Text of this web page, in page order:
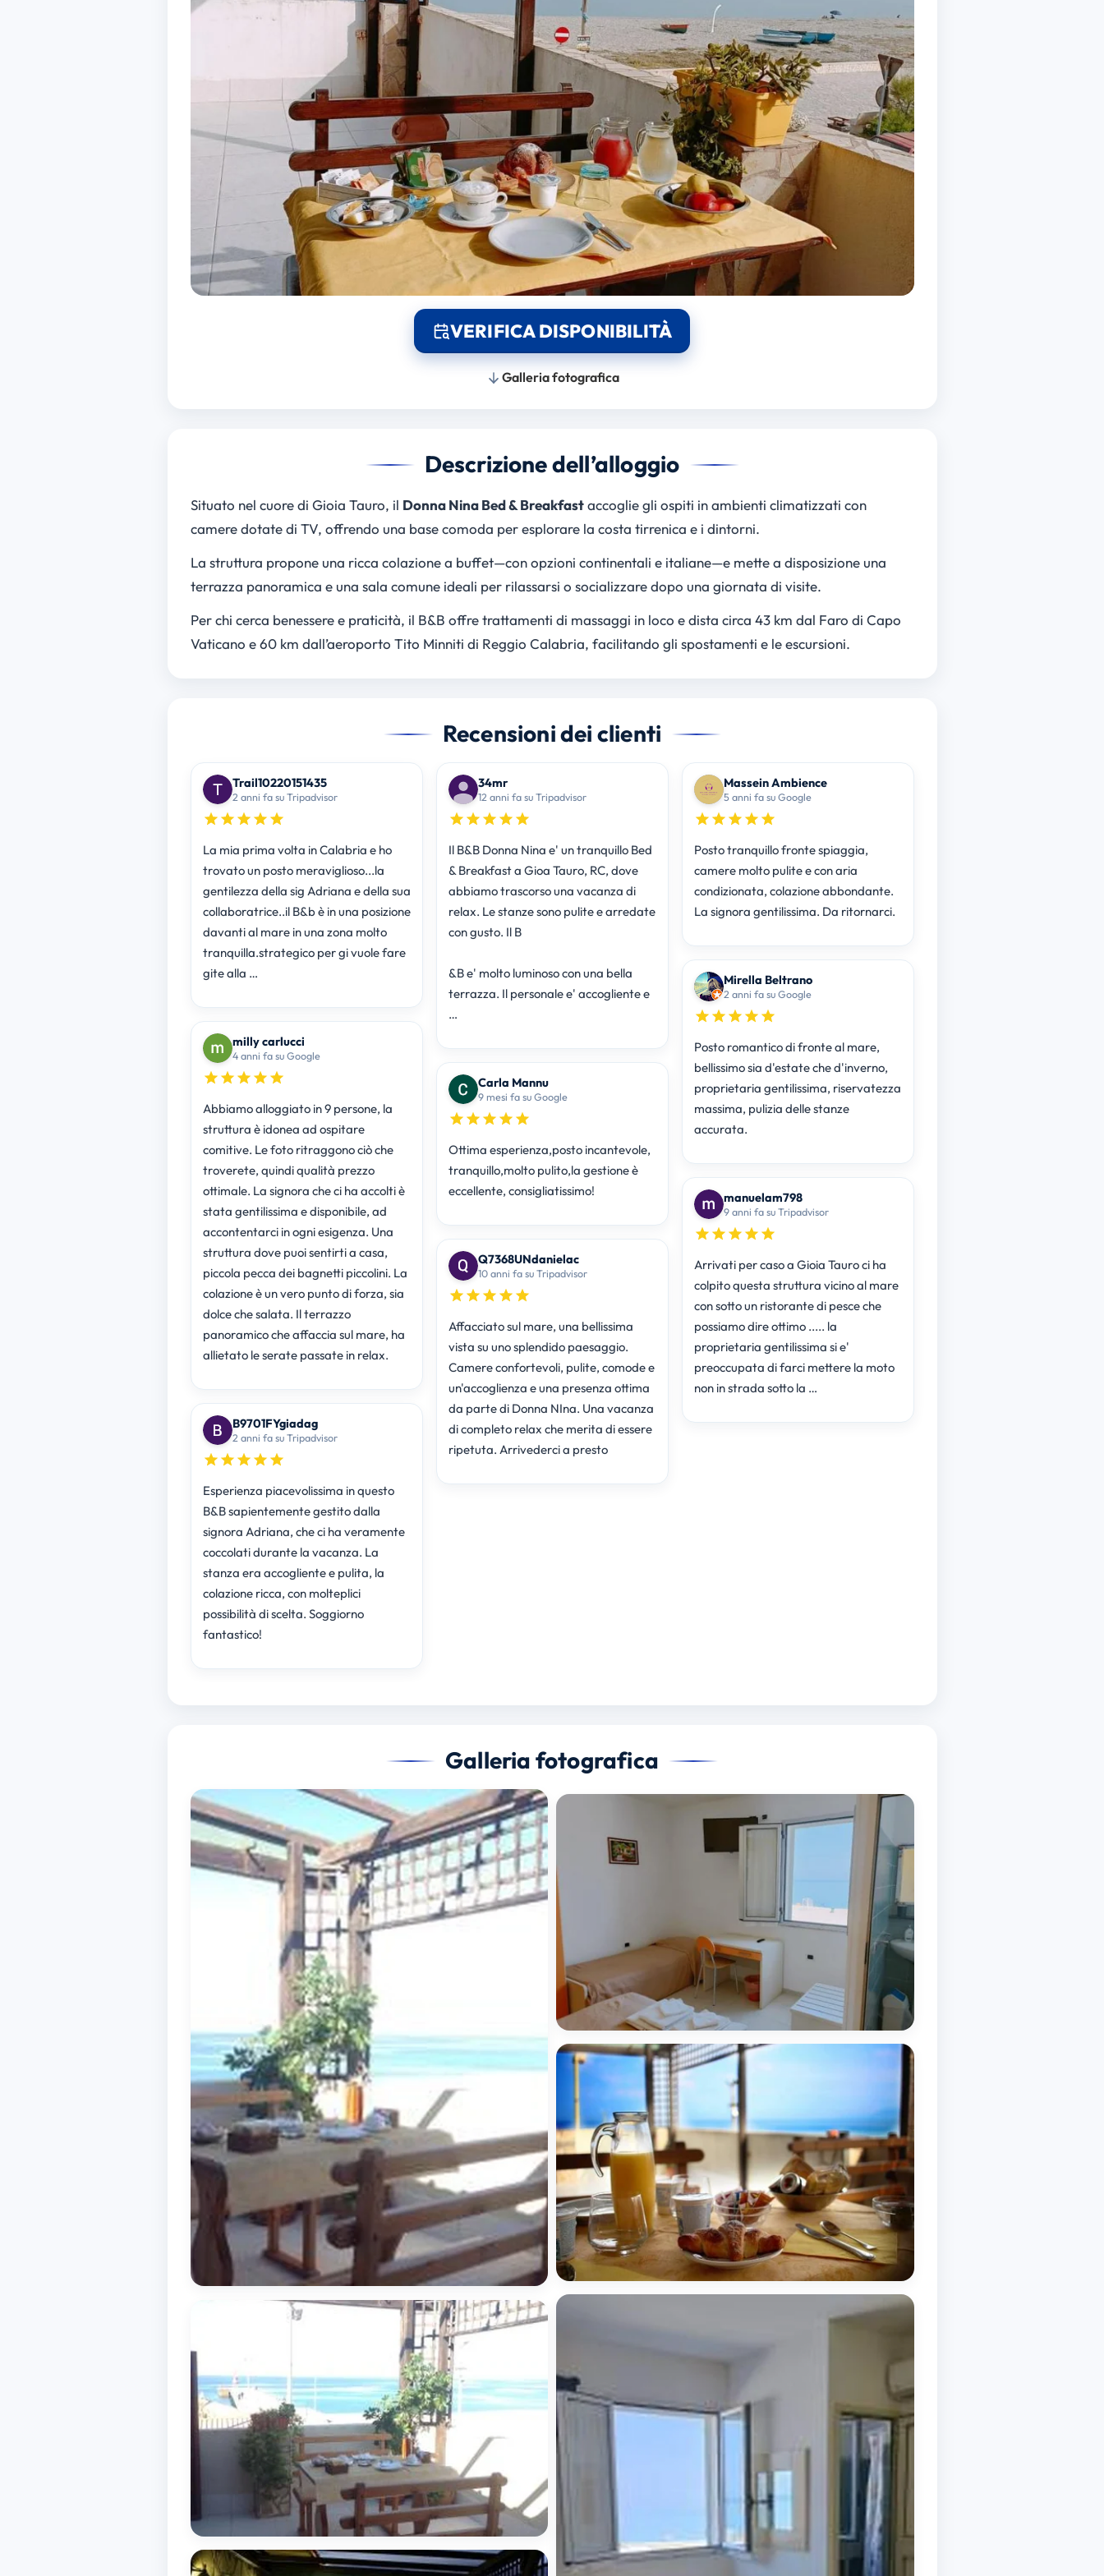
VERIFICA DISPONIBILITÀ
Galleria fotografica
Descrizione dell’alloggio
Situato nel cuore di Gioia Tauro, il Donna Nina Bed & Breakfastaccoglie gli ospiti in ambienti climatizzati con
camere dotate di TV, offrendo una base comoda per esplorare la costa tirrenica e i dintorni.
La struttura propone una ricca colazione a buffet—con opzioni continentali e italiane—e mette a disposizione una
terrazza panoramica e una sala comune ideali per rilassarsi o socializzare dopo una giornata di visite.
Per chi cerca benessere e praticità, il B&B offre trattamenti di massaggi in loco e dista circa 43 km dal Faro di Capo
Vaticano e 60 km dall’aeroporto Tito Minniti di Reggio Calabria, facilitando gli spostamenti e le escursioni.
Recensioni dei clienti
Trail10220151435
2 anni fa su Tripadvisor
La mia prima volta in Calabria e ho
trovato un posto meraviglioso...la
gentilezza della sig Adriana e della sua
collaboratrice..il B&b è in una posizione
davanti al mare in una zona molto
tranquilla.strategico per gi vuole fare
gite alla …
milly carlucci
4 anni fa su Google
Abbiamo alloggiato in 9 persone, la
struttura è idonea ad ospitare
comitive. Le foto ritraggono ciò che
troverete, quindi qualità prezzo
ottimale. La signora che ci ha accolti è
stata gentilissima e disponibile, ad
accontentarci in ogni esigenza. Una
struttura dove puoi sentirti a casa,
piccola pecca dei bagnetti piccolini. La
colazione è un vero punto di forza, sia
dolce che salata. Il terrazzo
panoramico che affaccia sul mare, ha
allietato le serate passate in relax.
B9701FYgiadag
2 anni fa su Tripadvisor
Esperienza piacevolissima in questo
B&B sapientemente gestito dalla
signora Adriana, che ci ha veramente
coccolati durante la vacanza. La
stanza era accogliente e pulita, la
colazione ricca, con molteplici
possibilità di scelta. Soggiorno
fantastico!
34mr
12 anni fa su Tripadvisor
Il B&B Donna Nina e' un tranquillo Bed
& Breakfast a Gioa Tauro, RC, dove
abbiamo trascorso una vacanza di
relax. Le stanze sono pulite e arredate
con gusto. Il B
&B e' molto luminoso con una bella
terrazza. Il personale e' accogliente e
…
Carla Mannu
9 mesi fa su Google
Ottima esperienza,posto incantevole,
tranquillo,molto pulito,la gestione è
eccellente, consigliatissimo!
Q7368UNdanielac
10 anni fa su Tripadvisor
Affacciato sul mare, una bellissima
vista su uno splendido paesaggio.
Camere confortevoli, pulite, comode e
un'accoglienza e una presenza ottima
da parte di Donna NIna. Una vacanza
di completo relax che merita di essere
ripetuta. Arrivederci a presto
Massein Ambience
5 anni fa su Google
Posto tranquillo fronte spiaggia,
camere molto pulite e con aria
condizionata, colazione abbondante.
La signora gentilissima. Da ritornarci.
Mirella Beltrano
2 anni fa su Google
Posto romantico di fronte al mare,
bellissimo sia d'estate che d'inverno,
proprietaria gentilissima, riservatezza
massima, pulizia delle stanze
accurata.
manuelam798
9 anni fa su Tripadvisor
Arrivati per caso a Gioia Tauro ci ha
colpito questa struttura vicino al mare
con sotto un ristorante di pesce che
possiamo dire ottimo ..... la
proprietaria gentilissima si e'
preoccupata di farci mettere la moto
non in strada sotto la …
Galleria fotografica